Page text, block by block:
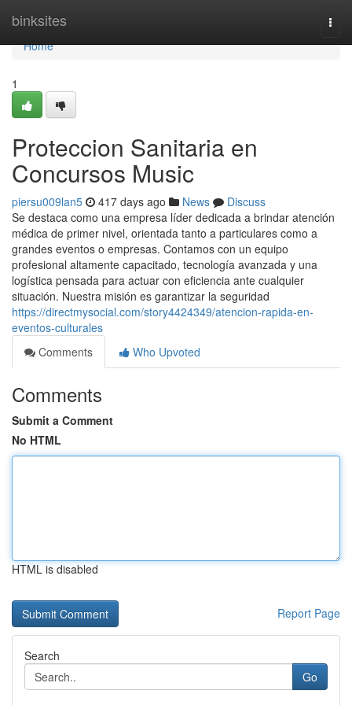
binksites
Home
Home
1
Proteccion Sanitaria en
Concursos Music
piersu009lan5 417 days ago News
Discuss
Se destaca como una empresa líder dedicada a brindar atención
médica de primer nivel, orientada tanto a particulares como a
grandes eventos o empresas. Contamos con un equipo
profesional altamente capacitado, tecnología avanzada y una
logística pensada para actuar con eficiencia ante cualquier
situación. Nuestra misión es garantizar la seguridad
https://directmysocial.com/story4424349/atencion-rapida-en-
eventos-culturales
Comments
Who Upvoted
Comments
Submit a Comment
No HTML
HTML is disabled
Report Page
Search
Go